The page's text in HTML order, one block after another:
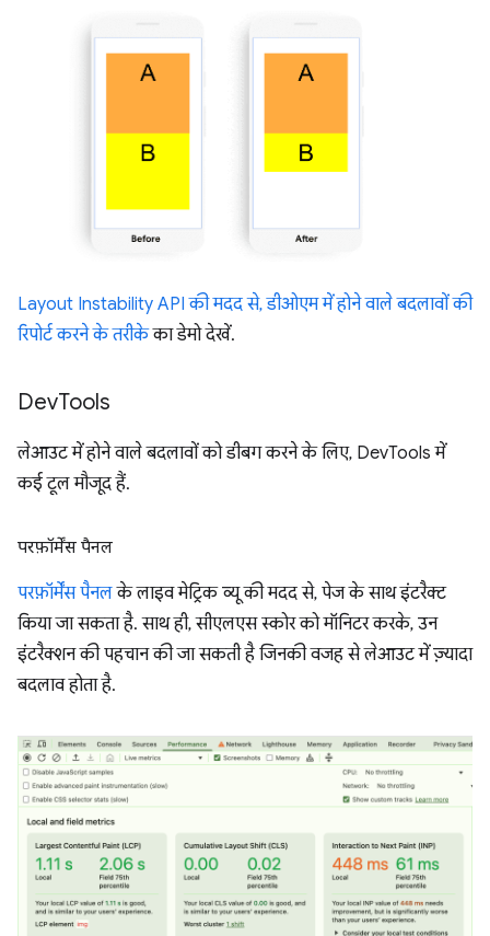
Layout Instability API की मदद से, डीओएम में होने वाले बदलावों की
रिपोर्ट करने के तरीकेका डेमो देखें.
DevTools
लेआउट में होने वाले बदलावों को डीबग करने के लिए, DevTools में
कई टूल मौजूद हैं.
परफ़ॉर्मेंस पैनल
परफ़ॉर्मेंस पैनलके लाइव मेट्रिक व्यू की मदद से, पेज के साथ इंटरैक्ट
किया जा सकता है. साथ ही, सीएलएस स्कोर को मॉनिटर करके, उन
इंटरैक्शन की पहचान की जा सकती है जिनकी वजह से लेआउट में ज़्यादा
बदलाव होता है.